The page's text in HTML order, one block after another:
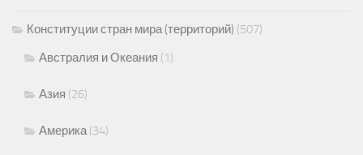
Конституции стран мира (территорий) (507)
Австралия и Океания (1)
Азия (26)
Америка(34)